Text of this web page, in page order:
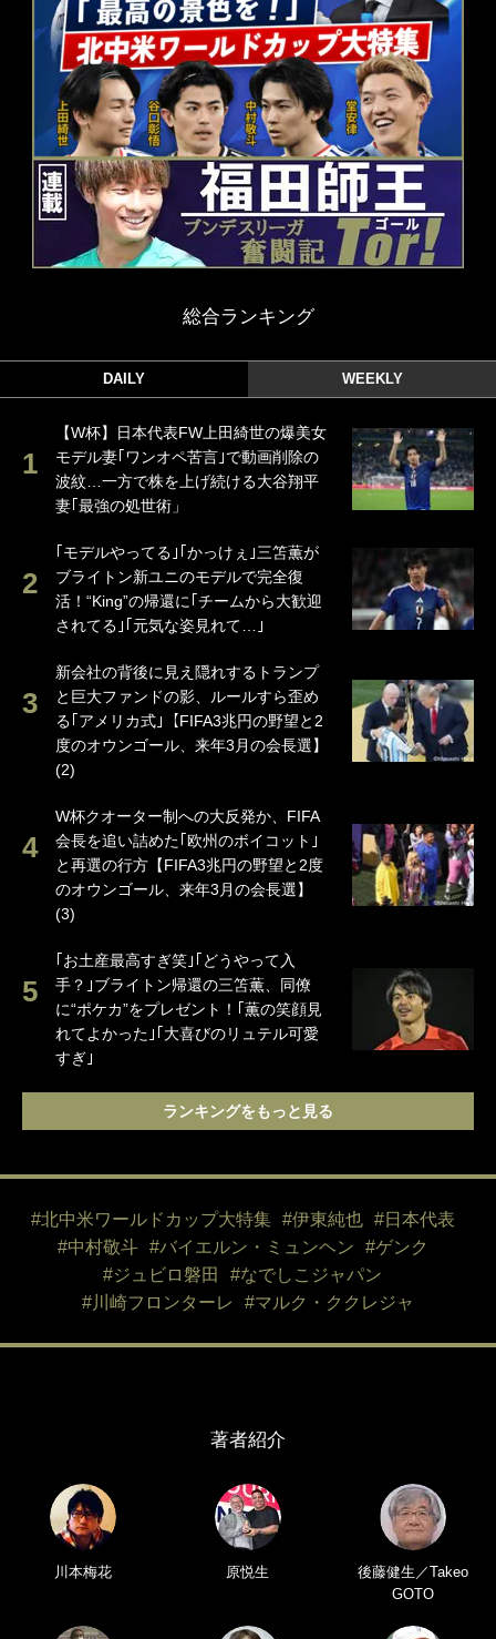
総合ランキング
DAILY WEEKLY
【W杯】日本代表FW上田綺世の爆美女
モデル妻｢ワンオペ苦言｣で動画削除の
波紋…一方で株を上げ続ける大谷翔平
妻｢最強の処世術」
｢モデルやってる｣｢かっけぇ｣三笘薫が
ブライトン新ユニのモデルで完全復
活！“King”の帰還に｢チームから大歓迎
されてる｣｢元気な姿見れて…｣
新会社の背後に見え隠れするトランプ
と巨大ファンドの影、ルールすら歪め
る｢アメリカ式｣【FIFA3兆円の野望と2
度のオウンゴール、来年3月の会長選】
(2)
W杯クオーター制への大反発か、FIFA
会長を追い詰めた｢欧州のボイコット｣
と再選の行方【FIFA3兆円の野望と2度
のオウンゴール、来年3月の会長選】
(3)
｢お土産最高すぎ笑｣｢どうやって入
手？｣ブライトン帰還の三笘薫、同僚
に“ポケカ”をプレゼント！｢薫の笑顔見
れてよかった｣｢大喜びのリュテル可愛
すぎ｣
ランキングをもっと見る
#北中米ワールドカップ大特集 #伊東純也
#日本代表
#中村敬斗
#バイエルン・ミュンヘン
#ゲンク
#ジュビロ磐田
#なでしこジャパン
#川崎フロンターレ
#マルク・ククレジャ
著者紹介
川本梅花 原悦生
後藤健生／Takeo
GOTO